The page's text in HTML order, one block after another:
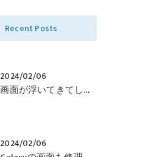
Recent Posts
2024/02/06
『画面が浮いてきてしまったPixelも修理可能？』淀川区西三国よりバッテリー交換でご来店♪【Google Pixel5】
2024/02/06